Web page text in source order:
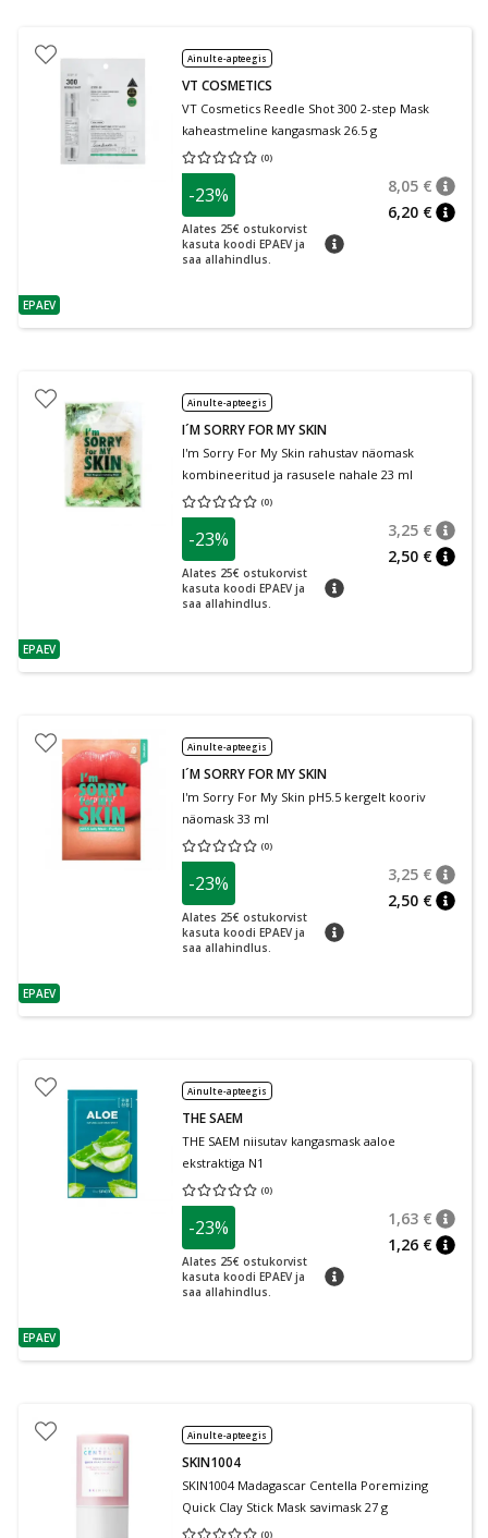
nõuanne
EPAEV
Ainult e-apteegis
VT COSMETICS
VT Cosmetics Reedle Shot 300 2-step Mask
kaheastmeline kangasmask 26.5 g
(0)
Keskmine hinnang 0.00
-23%
Alates 25€ ostukorvist
kasuta koodi EPAEV ja
saa allahindlus.
nõuanne
8,05 €
6,20 €
nõuanne
EPAEV
Ainult e-apteegis
I´M SORRY FOR MY SKIN
I'm Sorry For My Skin rahustav näomask
kombineeritud ja rasusele nahale 23 ml
(0)
Keskmine hinnang 0.00
-23%
Alates 25€ ostukorvist
kasuta koodi EPAEV ja
saa allahindlus.
nõuanne
3,25 €
2,50 €
nõuanne
EPAEV
Ainult e-apteegis
I´M SORRY FOR MY SKIN
I'm Sorry For My Skin pH5.5 kergelt kooriv
näomask 33 ml
(0)
Keskmine hinnang 0.00
-23%
Alates 25€ ostukorvist
kasuta koodi EPAEV ja
saa allahindlus.
nõuanne
3,25 €
2,50 €
nõuanne
EPAEV
Ainult e-apteegis
THE SAEM
THE SAEM niisutav kangasmask aaloe
ekstraktiga N1
(0)
Keskmine hinnang 0.00
-23%
Alates 25€ ostukorvist
kasuta koodi EPAEV ja
saa allahindlus.
nõuanne
1,63 €
1,26 €
Ainult e-apteegis
SKIN1004
SKIN1004 Madagascar Centella Poremizing
Quick Clay Stick Mask savimask 27 g
(0)